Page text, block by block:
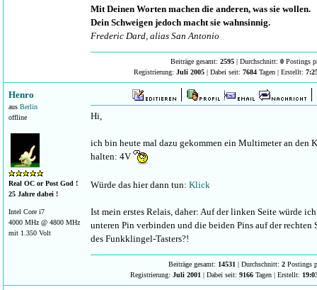
Mit Deinen Worten machen die anderen, was sie wollen.
Dein Schweigen jedoch macht sie wahnsinnig.
Frederic Dard, alias San Antonio
Beiträge gesamt: 2595| Durchschnitt: 0Postings
Registrierung: Juli 2005 | Dabei seit: 7684 Tagen | Erstellt:
Henro
aus Berlin
offline
Real OC or Post God !
25 Jahre dabei !
Intel Core i7
4000 MHz @ 4800 MHz
mit 1.350 Volt
Hi,
ich bin heute mal dazu gekommen ein Multimeter an den
halten: 4V
Würde das hier dann tun: Klick
Ist mein erstes Relais, daher: Auf der linken Seite würde
unteren Pin verbinden und die beiden Pins auf der rechten
des Funkklingel-Tasters?!
Beiträge gesamt: 14531 | Durchschnitt: 2 Postings
Registrierung: Juli 2001 | Dabei seit: 9166 Tagen | Erstellt: